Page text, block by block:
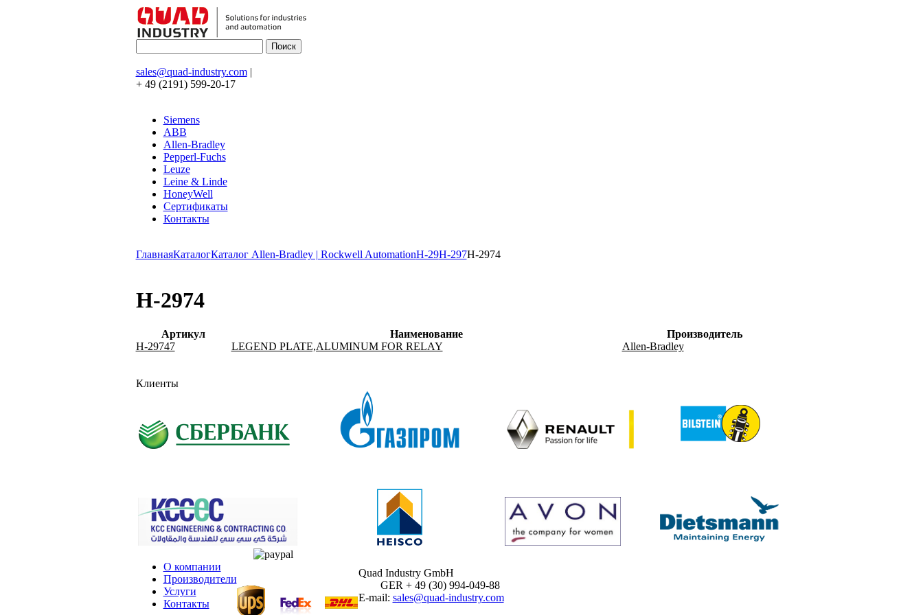
sales@quad-industry.com|
+ 49 (2191) 599-20-17
Siemens
ABB
Allen-Bradley
Pepperl-Fuchs
Leuze
Leine & Linde
HoneyWell
Сертификаты
Контакты
ГлавнаяКаталогКаталог Allen-Bradley | Rockwell AutomationH-29H-297H-2974
H-2974
Артикул Наименование
Производитель
H-29747
LEGEND PLATE,ALUMINUM FOR RELAY Allen-Bradley
Клиенты
О компании
Производители
Услуги
Контакты
Quad Industry GmbH
GER + 49 (30) 994-049-88
E-mail: sales@quad-industry.com